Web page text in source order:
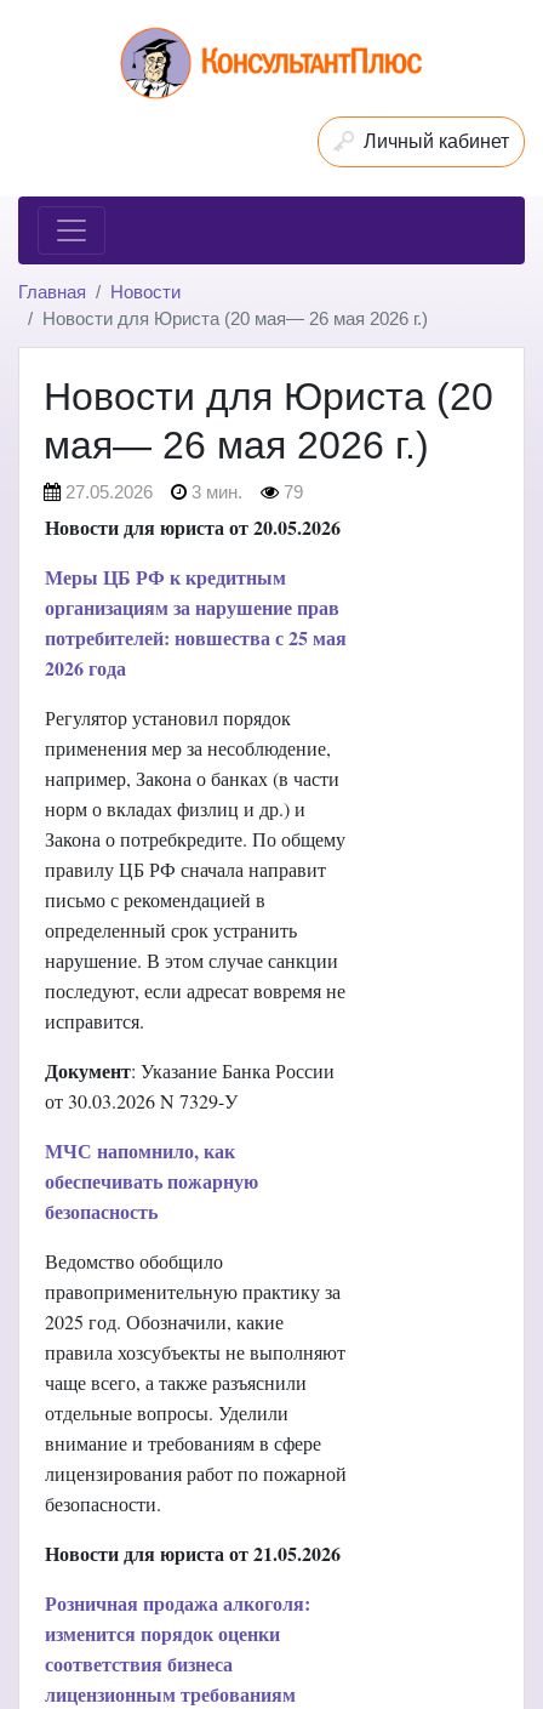
Личный кабинет
Главная
Новости
Новости для Юриста (20 мая— 26 мая 2026 г.)
Новости для Юриста (20
мая— 26 мая 2026 г.)
27.05.2026 3 мин. 79
Новости для юриста от 20.05.2026
Меры ЦБ РФ к кредитным
организациям за нарушение прав
потребителей: новшества с 25 мая
2026 года
Регулятор установил порядок
применения мер за несоблюдение,
например, Закона о банках (в части
норм о вкладах физлиц и др.) и
Закона о потребкредите. По общему
правилу ЦБ РФ сначала направит
письмо с рекомендацией в
определенный срок устранить
нарушение. В этом случае санкции
последуют, если адресат вовремя не
исправится.
Документ: Указание Банка России
от 30.03.2026 N 7329-У
МЧС напомнило, как
обеспечивать пожарную
безопасность
Ведомство обобщило
правоприменительную практику за
2025 год. Обозначили, какие
правила хозсубъекты не выполняют
чаще всего, а также разъяснили
отдельные вопросы. Уделили
внимание и требованиям в сфере
лицензирования работ по пожарной
безопасности.
Новости для юриста от 21.05.2026
Розничная продажа алкоголя:
изменится порядок оценки
соответствия бизнеса
лицензионным требованиям